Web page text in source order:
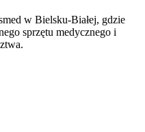
w Bielsku-Białej, gdzie
sprzętu medycznego i